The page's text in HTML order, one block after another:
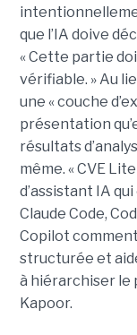
que l’IA doive
« Cette partie
vérifiable. » Au
une « couche
présentation
résultats
même. « CVE
d’assistant IA
Claude Code,
Copilot
structurée et
à hiérarchiser le
Kapoor.